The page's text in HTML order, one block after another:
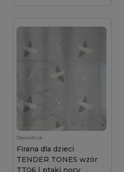
Decordruk
Firana dla dzieci
TENDER TONES wzór
TT06 | ptaki nocy